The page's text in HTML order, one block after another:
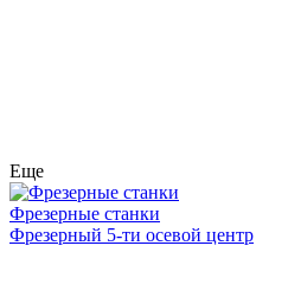
Еще
Фрезерные станки
Фрезерный 5-ти осевой центр